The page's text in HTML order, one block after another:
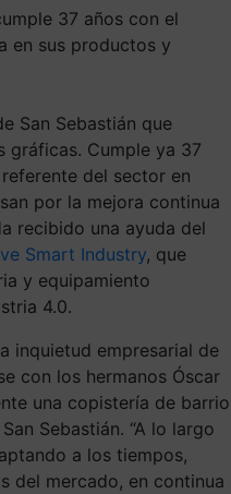
37 años con el
en sus productos y
San Sebastián que
gráficas. Cumple ya 37
del sector en
por la mejora continua
recibido una ayuda del
Smart Industry, que
y equipamiento
4.0.
inquietud empresarial de
con los hermanos Óscar
una copistería de barrio
Sebastián. “A lo largo
a los tiempos,
del mercado, en continua